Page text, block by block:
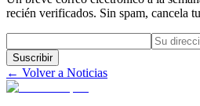
recién verificados. Sin spam, cancela
Suscribir
← Volver a Noticias